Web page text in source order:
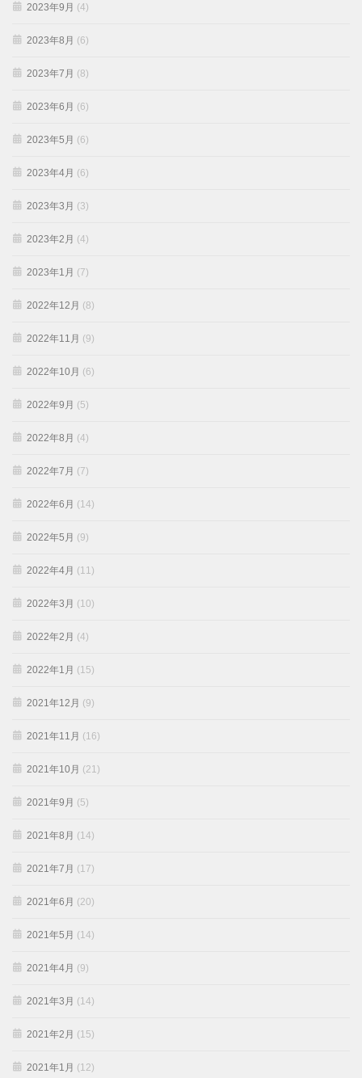
2023年9月 (4)
2023年8月 (6)
2023年7月 (8)
2023年6月 (6)
2023年5月 (6)
2023年4月 (6)
2023年3月 (3)
2023年2月 (4)
2023年1月 (7)
2022年12月 (8)
2022年11月 (9)
2022年10月 (6)
2022年9月 (5)
2022年8月 (4)
2022年7月 (7)
2022年6月 (14)
2022年5月 (9)
2022年4月 (11)
2022年3月 (10)
2022年2月 (4)
2022年1月 (15)
2021年12月 (9)
2021年11月 (16)
2021年10月 (21)
2021年9月 (5)
2021年8月 (14)
2021年7月 (17)
2021年6月 (20)
2021年5月 (14)
2021年4月 (9)
2021年3月 (14)
2021年2月 (15)
2021年1月 (12)